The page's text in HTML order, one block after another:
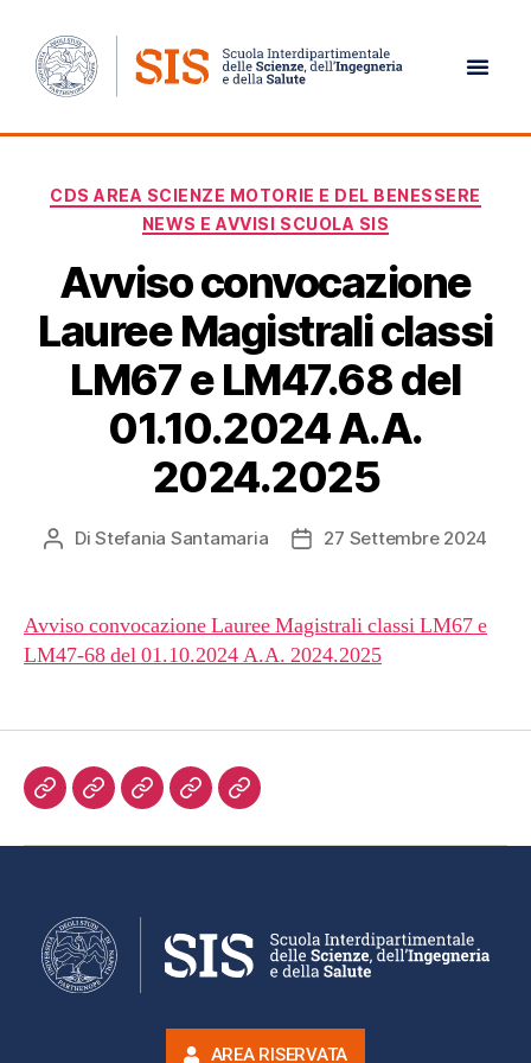
Giorno:
CDS AREA SCIENZE MOTORIE E DEL BENESSERE
NEWS E AVVISI SCUOLA SIS
Avviso convocazione
Lauree Magistrali classi
LM67 e LM47.68 del
01.10.2024 A.A.
2024.2025
DiStefania Santamaria 27 Settembre 2024
Avviso convocazione Lauree Magistrali classi LM67 e
LM47-68 del 01.10.2024 A.A. 2024.2025
AREA RISERVATA